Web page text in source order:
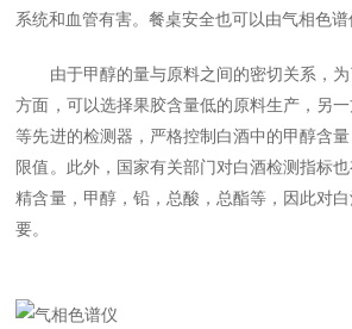
系统和血管有害。餐桌安全也可以由气相色谱
由于甲醇的量与原料之间的密切关系，为
方面，可以选择果胶含量低的原料生产，另
等先进的检测器，严格控制白酒中的甲醇含
限值。此外，国家有关部门对白酒检测指标
精含量，甲醇，铅，总酸，总酯等，因此对
要。